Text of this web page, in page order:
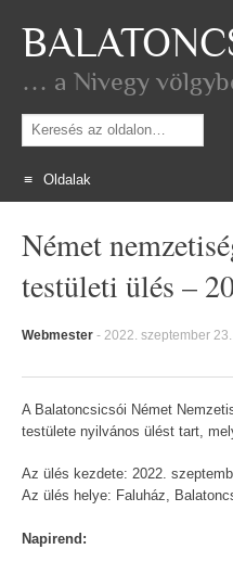
… a Nivegy
Keresés
Oldalak
Német
testületi ülés –
Webmester - 2022. szeptember 23.
A Balatoncsicsói Német
testülete nyilvános ülést tart,
Az ülés kezdete: 2022.
Az ülés helye: Faluház,
Napirend: